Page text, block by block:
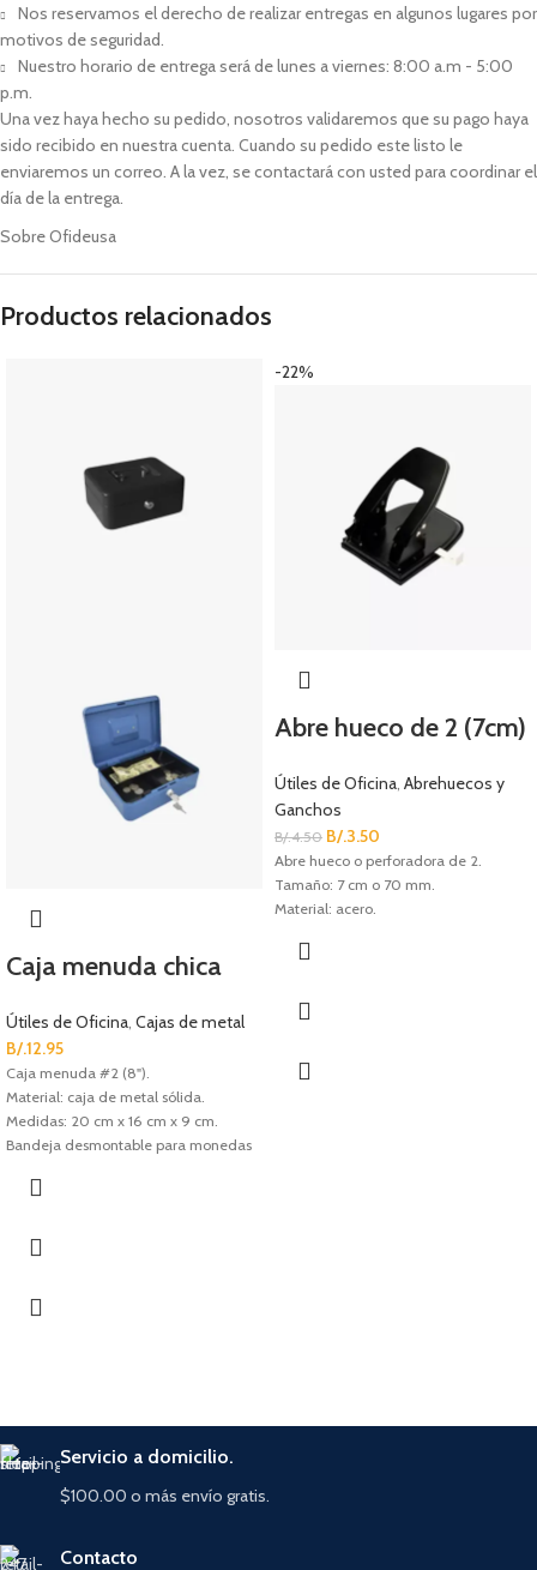
Nos reservamos el derecho de realizar entregas en algunos lugares por
motivos de seguridad.
Nuestro horario de entrega será de lunes a viernes: 8:00 a.m - 5:00
p.m.
Una vez haya hecho su pedido, nosotros validaremos que su pago haya
sido recibido en nuestra cuenta. Cuando su pedido este listo le
enviaremos un correo. A la vez, se contactará con usted para coordinar el
día de la entrega.
Sobre Ofideusa
Productos relacionados
Caja menuda chica
Útiles de Oficina, Cajas de metal
B/.12.95
Caja menuda #2 (8").
Material: caja de metal sólida.
Medidas: 20 cm x 16 cm x 9 cm.
Bandeja desmontable para monedas
Cerradura de cilindro con 2 llaves.
-22%
Abre hueco de 2 (7cm)
Útiles de Oficina, Abrehuecos y
Ganchos
B/.4.50 B/.3.50
Abre hueco o perforadora de 2.
Tamaño: 7 cm o 70 mm.
Material: acero.
Servicio a domicilio.
$100.00 o más envío gratis.
Contacto